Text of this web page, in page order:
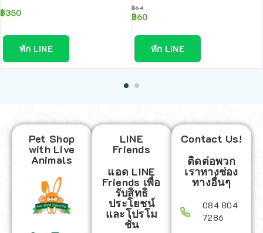
฿350
ทัก LINE
฿64
฿60
ทัก LINE
Pet Shop
with Live
Animals
LINE
Friends
แอด LINE
Friends เพื่อ
รับสิทธิ
ประโยชน์
และโปรโม
ชั่น
Contact Us!
ติดต่อพวก
เราทางช่อง
ทางอื่นๆ
084 804
7286